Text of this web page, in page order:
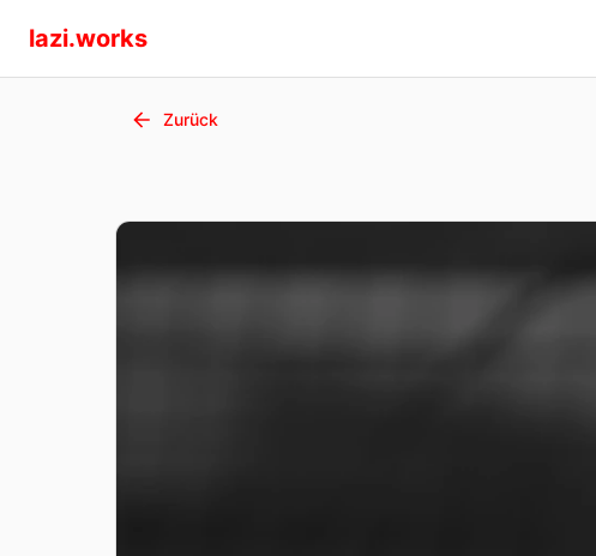
lazi.works
Zurück